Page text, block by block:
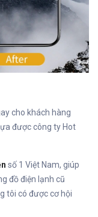
cho khách hàng
được công ty Hot
số 1 Việt Nam, giúp
đồ điện lạnh cũ
tôi có được cơ hội